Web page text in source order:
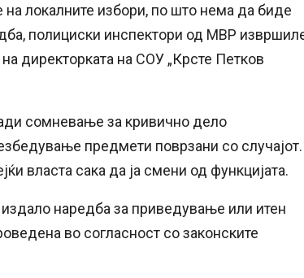
локалните избори, по што нема да биде
полициски инспектори од МВР
директорката на СОУ „Крсте Петков
сомневање за кривично дело
предмети поврзани со случајот.
власта сака да ја смени од функцијата.
наредба за приведување или итен
во согласност со законските